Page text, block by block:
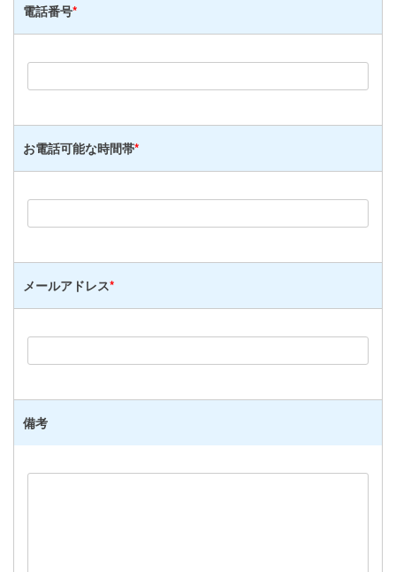
電話番号*
お電話可能な時間帯*
メールアドレス*
備考